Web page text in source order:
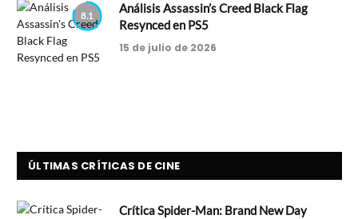
8.1
Análisis Assassin’s Creed Black Flag
Resynced en PS5
15 de julio de 2026
ÚLTIMAS CRÍTICAS DE CINE
Crítica Spider-Man: Brand New Day